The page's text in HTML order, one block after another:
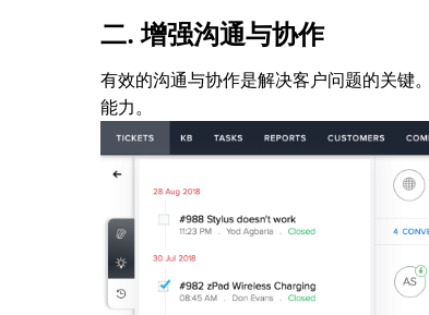
二. 增强沟通与协作
有效的沟通与协作是解决客户问题的关键
能力。